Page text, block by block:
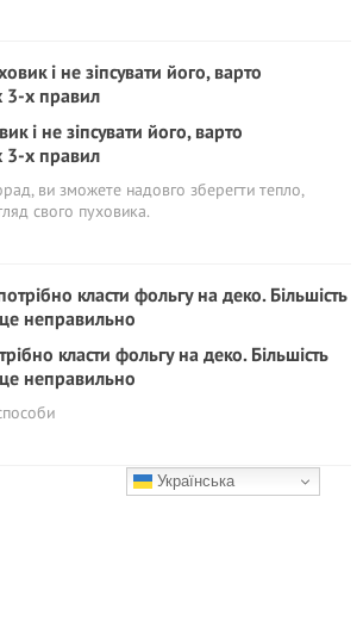
і не зіпсувати його, варто
3-х правил
ви зможете надовго зберегти тепло,
свого пуховика.
класти фольгу на деко. Більшість
неправильно
Українська